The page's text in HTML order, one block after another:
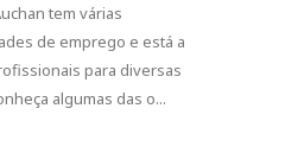
tem várias
de emprego e está a
para diversas
algumas das o...